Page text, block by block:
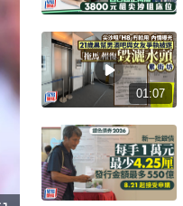
01:07